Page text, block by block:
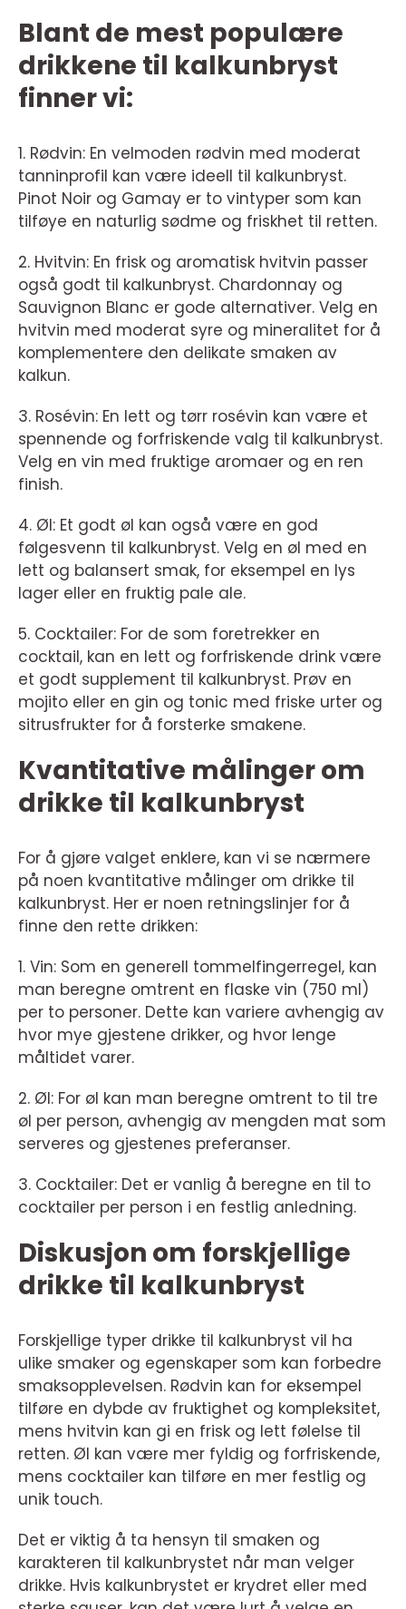
Blant de mest populære
drikkene til kalkunbryst
finner vi:
1. Rødvin: En velmoden rødvin med moderat
tanninprofil kan være ideell til kalkunbryst.
Pinot Noir og Gamay er to vintyper som kan
tilføye en naturlig sødme og friskhet til retten.
2. Hvitvin: En frisk og aromatisk hvitvin passer
også godt til kalkunbryst. Chardonnay og
Sauvignon Blanc er gode alternativer. Velg en
hvitvin med moderat syre og mineralitet for å
komplementere den delikate smaken av
kalkun.
3. Rosévin: En lett og tørr rosévin kan være et
spennende og forfriskende valg til kalkunbryst.
Velg en vin med fruktige aromaer og en ren
finish.
4. Øl: Et godt øl kan også være en god
følgesvenn til kalkunbryst. Velg en øl med en
lett og balansert smak, for eksempel en lys
lager eller en fruktig pale ale.
5. Cocktailer: For de som foretrekker en
cocktail, kan en lett og forfriskende drink være
et godt supplement til kalkunbryst. Prøv en
mojito eller en gin og tonic med friske urter og
sitrusfrukter for å forsterke smakene.
Kvantitative målinger om
drikke til kalkunbryst
For å gjøre valget enklere, kan vi se nærmere
på noen kvantitative målinger om drikke til
kalkunbryst. Her er noen retningslinjer for å
finne den rette drikken:
1. Vin: Som en generell tommelfingerregel, kan
man beregne omtrent en flaske vin (750 ml)
per to personer. Dette kan variere avhengig av
hvor mye gjestene drikker, og hvor lenge
måltidet varer.
2. Øl: For øl kan man beregne omtrent to til tre
øl per person, avhengig av mengden mat som
serveres og gjestenes preferanser.
3. Cocktailer: Det er vanlig å beregne en til to
cocktailer per person i en festlig anledning.
Diskusjon om forskjellige
drikke til kalkunbryst
Forskjellige typer drikke til kalkunbryst vil ha
ulike smaker og egenskaper som kan forbedre
smaksopplevelsen. Rødvin kan for eksempel
tilføre en dybde av fruktighet og kompleksitet,
mens hvitvin kan gi en frisk og lett følelse til
retten. Øl kan være mer fyldig og forfriskende,
mens cocktailer kan tilføre en mer festlig og
unik touch.
Det er viktig å ta hensyn til smaken og
karakteren til kalkunbrystet når man velger
drikke. Hvis kalkunbrystet er krydret eller med